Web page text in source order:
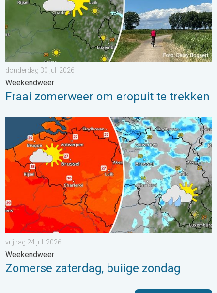
donderdag 30 juli 2026
Weekendweer
Fraai zomerweer om eropuit te trekken
Zomerse zaterdag, buiige zondag. Weekendweer. . . vrijdag
vrijdag 24 juli 2026
Weekendweer
Zomerse zaterdag, buiige zondag